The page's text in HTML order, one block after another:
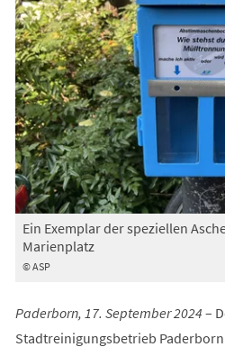
© ASP
Ein Exemplar der speziellen
Marienplatz
Paderborn, 17. September 2024 –
Stadtreinigungsbetrieb